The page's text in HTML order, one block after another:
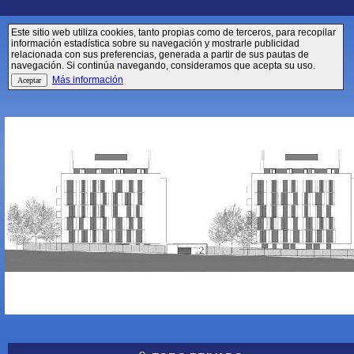
Este sitio web utiliza cookies, tanto propias como de terceros, para recopilar
información estadística sobre su navegación y mostrarle publicidad
relacionada con sus preferencias, generada a partir de sus pautas de
navegación. Si continúa navegando, consideramos que acepta su uso.
Más información